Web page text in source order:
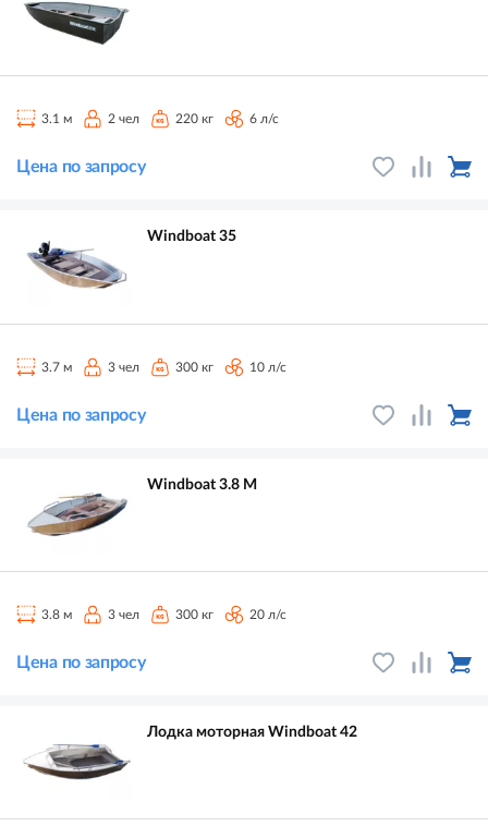
3.1 м 2 чел 220 кг 6 л/с
Цена по запросу
Windboat 35
3.7 м 3 чел 300 кг 10 л/с
Цена по запросу
Windboat 3.8 M
3.8 м 3 чел 300 кг 20 л/с
Цена по запросу
Лодка моторная Windboat 42